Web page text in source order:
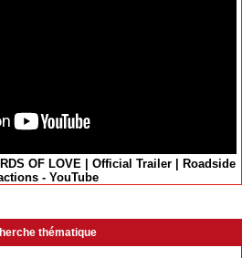
OF LOVE | Official Trailer | Roadside
- YouTube
thématique